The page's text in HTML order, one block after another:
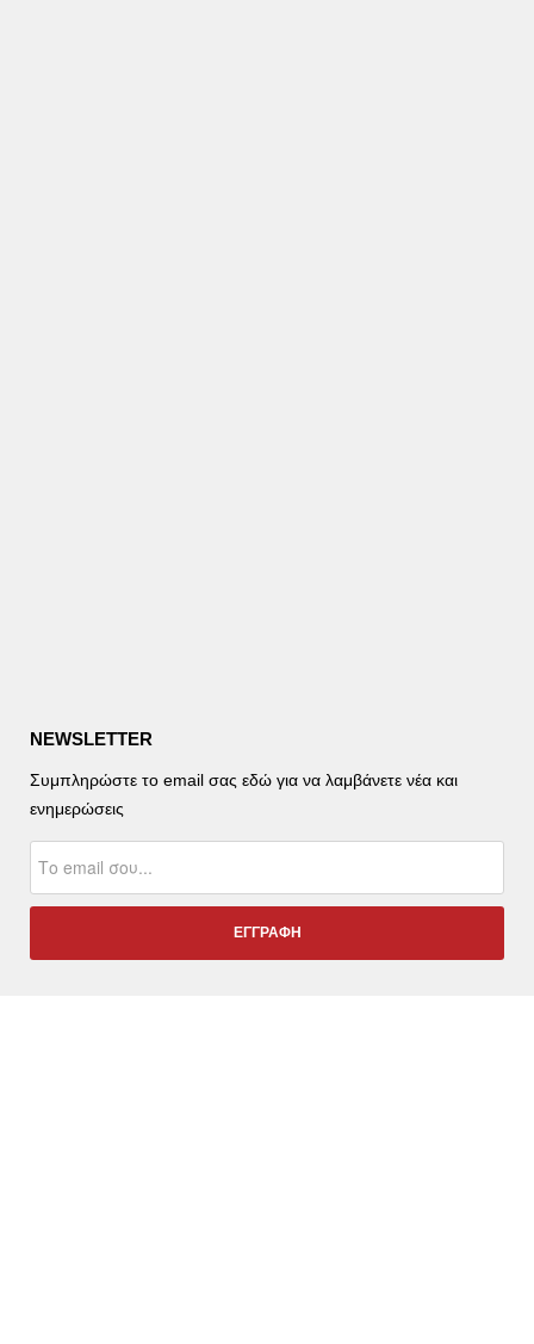
NEWSLETTER
Συμπληρώστε το email σας εδώ για να λαμβάνετε νέα και
ενημερώσεις